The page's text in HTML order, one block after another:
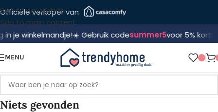
Skip to navigation
Skip to main content
Officiële verkoper van
winkelmandje!☀️ Gebruik codesummer5voor 5% korting!
MENU
Niets gevonden